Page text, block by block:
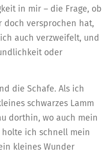
in mir – die Frage, ob
versprochen hat,
auch verzweifelt, und
oder
die Schafe. Als ich
schwarzes Lamm
dorthin, wo auch mein
ich schnell mein
kleines Wunder